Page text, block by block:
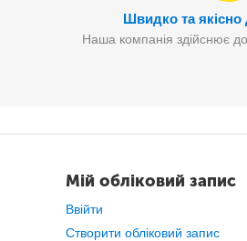
Швидко та
Наша компанія здійснює
Мій обліковий запис
Ввійти
Створити обліковий запис